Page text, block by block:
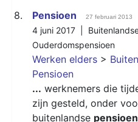
8. Pensioen 27 februari 2013
4 juni 2017 |
Ouderdomspensioen
Werken elders >
Pensioen
... werknemers die
zijn gesteld, onder
buitenlandse